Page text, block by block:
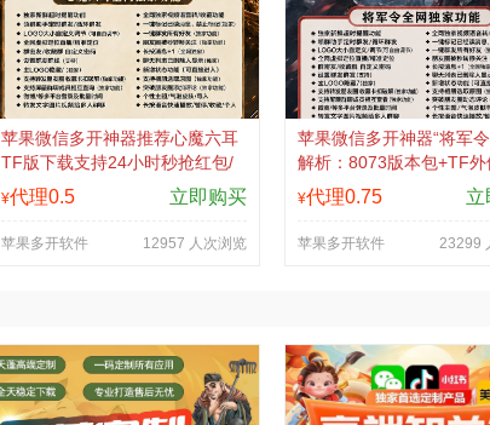
苹果微信多开神器推荐心魔六耳
TF版下载支持24小时秒抢红包/
防撤回
¥代理0.5 立即购买
苹果多开软件 12957 人次浏览
苹果微信多开神器“将军
解析：8073版本包+TF外
微商营销必备稳定利器
¥代理0.75 立
苹果多开软件 23299